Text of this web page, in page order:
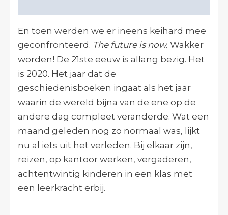
En toen werden we er ineens keihard mee
geconfronteerd. The future is now. Wakker
worden! De 21ste eeuw is allang bezig. Het
is 2020. Het jaar dat de
geschiedenisboeken ingaat als het jaar
waarin de wereld bijna van de ene op de
andere dag compleet veranderde. Wat een
maand geleden nog zo normaal was, lijkt
nu al iets uit het verleden. Bij elkaar zijn,
reizen, op kantoor werken, vergaderen,
achtentwintig kinderen in een klas met
een leerkracht erbij.